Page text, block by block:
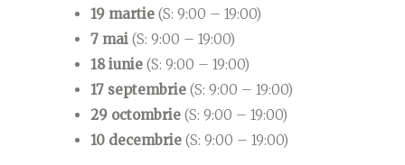
19 martie (S: 9:00 – 19:00)
7 mai (S: 9:00 – 19:00)
18 iunie (S: 9:00 – 19:00)
17 septembrie (S: 9:00 – 19:00)
29 octombrie (S: 9:00 – 19:00)
10 decembrie (S: 9:00 – 19:00)